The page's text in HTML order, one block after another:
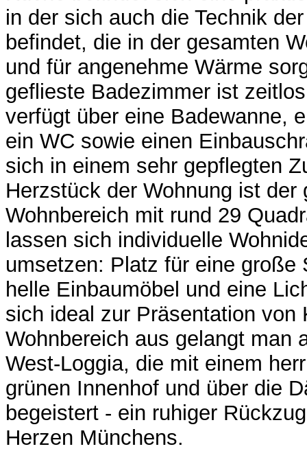
in der sich auch die Technik
befindet, die in der gesamten
und für angenehme Wärme
geflieste Badezimmer ist
verfügt über eine Badewanne,
ein WC sowie einen
sich in einem sehr gepflegten
Herzstück der Wohnung ist der
Wohnbereich mit rund 29
lassen sich individuelle
umsetzen: Platz für eine große
helle Einbaumöbel und eine
sich ideal zur Präsentation von
Wohnbereich aus gelangt man
West-Loggia, die mit einem
grünen Innenhof und über die
begeistert - ein ruhiger
Herzen Münchens.